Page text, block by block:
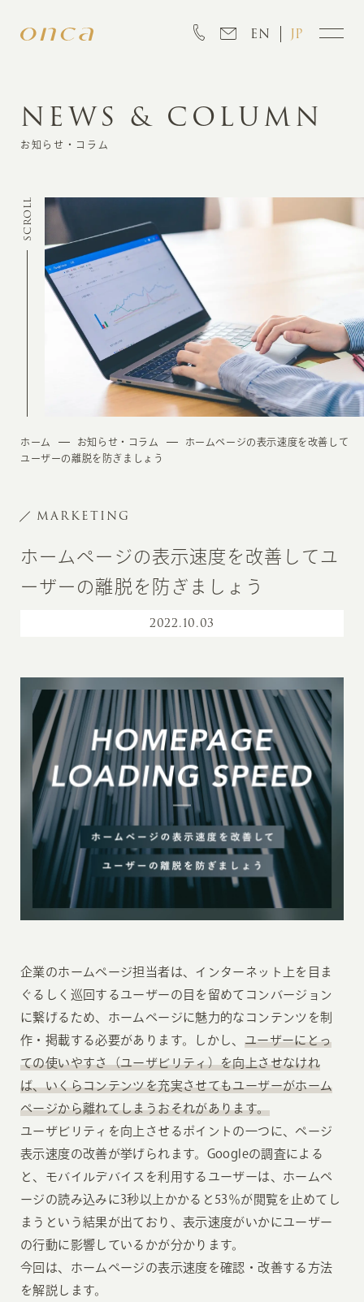
EN JP
INFORMATION
CREATION
MARKETING
NEWS & COLUMN
お知らせ・コラム
SCROLL
ホーム お知らせ・コラム
ホームページの表示速度を改善して
ユーザーの離脱を防ぎましょう
MARKETING
ホームページの表示速度を改善してユ
ーザーの離脱を防ぎましょう
2022.10.03
企業のホームページ担当者は、インターネット上を目ま
ぐるしく巡回するユーザーの目を留めてコンバージョン
に繋げるため、ホームページに魅力的なコンテンツを制
作・掲載する必要があります。しかし、 ユーザーにとっ
ての使いやすさ（ユーザビリティ）を向上させなけれ
ば、いくらコンテンツを充実させてもユーザーがホーム
ページから離れてしまうおそれがあります。
ユーザビリティを向上させるポイントの一つに、ページ
表示速度の改善が挙げられます。Googleの調査による
と、モバイルデバイスを利用するユーザーは、ホームペ
ージの読み込みに3秒以上かかると53％が閲覧を止めてし
まうという結果が出ており、表示速度がいかにユーザー
の行動に影響しているかが分かります。
今回は、ホームページの表示速度を確認・改善する方法
を解説します。